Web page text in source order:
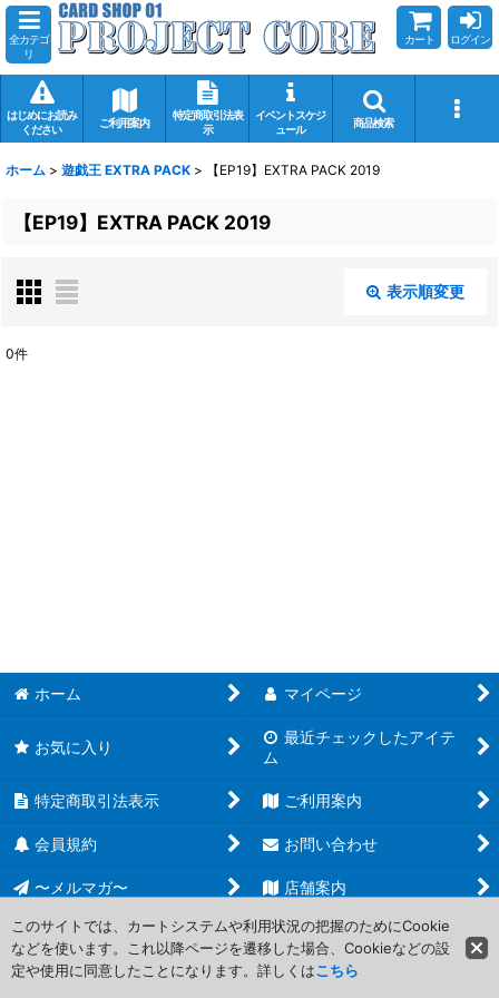
全カテゴ
リ
カート ログイン
はじめにお読み
ください
ご利用案内
特定商取引法表
示
イベントスケジ
ュール
商品検索
ホーム > 遊戯王 EXTRA PACK > 【EP19】EXTRA PACK 2019
【EP19】EXTRA PACK 2019
表示順変更
0件
ホーム マイページ
お気に入り
最近チェックしたアイテ
ム
特定商取引法表示 ご利用案内
会員規約 お問い合わせ
〜メルマガ〜 店舗案内
Copyright (C) 2006-2017 PROJECT CORE Corporation. All Rights
Reserved.
このサイトでは、カートシステムや利用状況の把握のためにCookie
などを使います。これ以降ページを遷移した場合、Cookieなどの設
定や使用に同意したことになります。詳しくはこちら